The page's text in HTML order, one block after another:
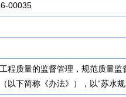
00035
程质量的监督管理 ， 规范质量监
以下简称《办法》）
， 以“苏水